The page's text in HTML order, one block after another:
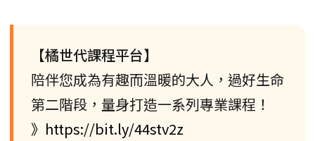
【橘世代課程平台】
陪伴您成為有趣而溫暖的大人，過好生命
第二階段，量身打造一系列專業課程！
》https://bit.ly/44stv2z